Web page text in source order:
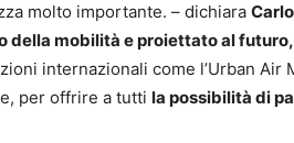
molto importante. – dichiara
della mobilità e proiettato al futuro,
internazionali come l’Urban Air
per offrire a tutti la possibilità di